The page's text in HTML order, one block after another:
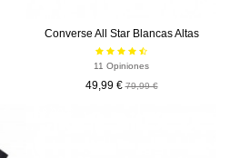
Converse All Star Blancas Altas
11 Opiniones
49,99 € 79,99 €